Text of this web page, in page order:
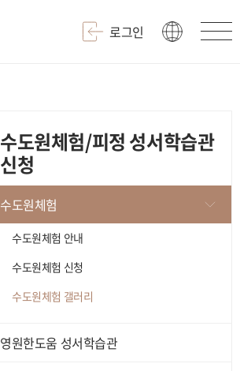
로그인
수도원체험/피정 성서학습관
신청
수도원체험
수도원체험 안내
수도원체험 신청
수도원체험 갤러리
영원한도움 성서학습관